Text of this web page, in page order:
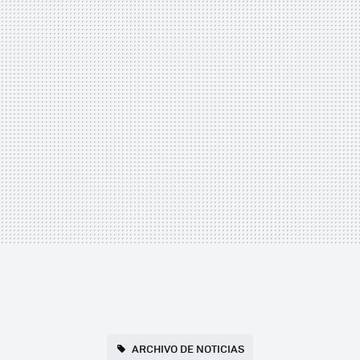
ARCHIVO DE NOTICIAS